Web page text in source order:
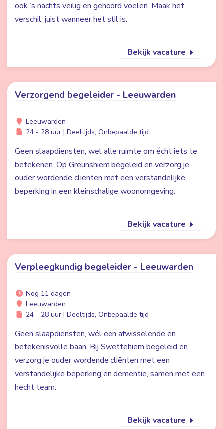
ook ’s nachts veilig en gehoord voelen. Maak het
verschil, juist wanneer het stil is.
Bekijk vacature
Verzorgend begeleider - Leeuwarden
Leeuwarden
24 - 28 uur | Deeltijds, Onbepaalde tijd
Geen slaapdiensten, wel alle ruimte om écht iets te
betekenen. Op Greunshiem begeleid en verzorg je
ouder wordende cliënten met een verstandelijke
beperking in een kleinschalige woonomgeving.
Bekijk vacature
Verpleegkundig begeleider - Leeuwarden
Nog 11 dagen
Leeuwarden
24 - 28 uur | Deeltijds, Onbepaalde tijd
Geen slaapdiensten, wél een afwisselende en
betekenisvolle baan. Bij Swettehiem begeleid en
verzorg je ouder wordende cliënten met een
verstandelijke beperking en dementie, samen met een
hecht team.
Bekijk vacature